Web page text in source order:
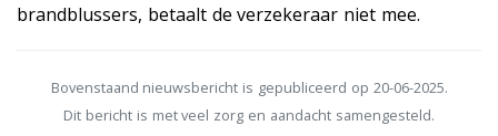
brandblussers, betaalt de verzekeraar niet mee.
Bovenstaand nieuwsbericht is gepubliceerd op 20-06-2025.
Dit bericht is met veel zorg en aandacht samengesteld.